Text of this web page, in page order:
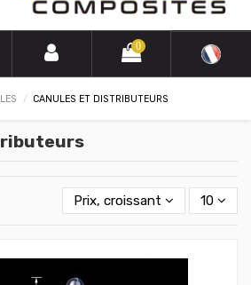
0
CANULES ET DISTRIBUTEURS
Prix, croissant 10